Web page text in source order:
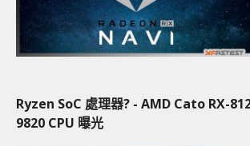
Ryzen SoC 處理器? - AMD Cato RX-
9820 CPU 曝光